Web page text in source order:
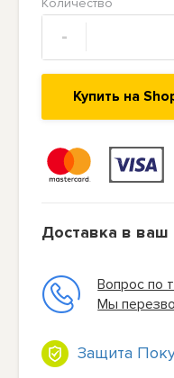
-
Купить на
Доставка в ваш
Вопрос по
Мы
Защита